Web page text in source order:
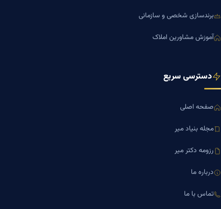
برندسازی شخصی و سازمانی
آموزش مشاورین املاک
دسترسی سریع
صفحه اصلی
مجله بنیاد میر
رزومه دکتر میر
درباره ما
تماس با ما